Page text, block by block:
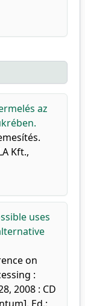
az
Kft.,
uses
on
:
2008 : CD